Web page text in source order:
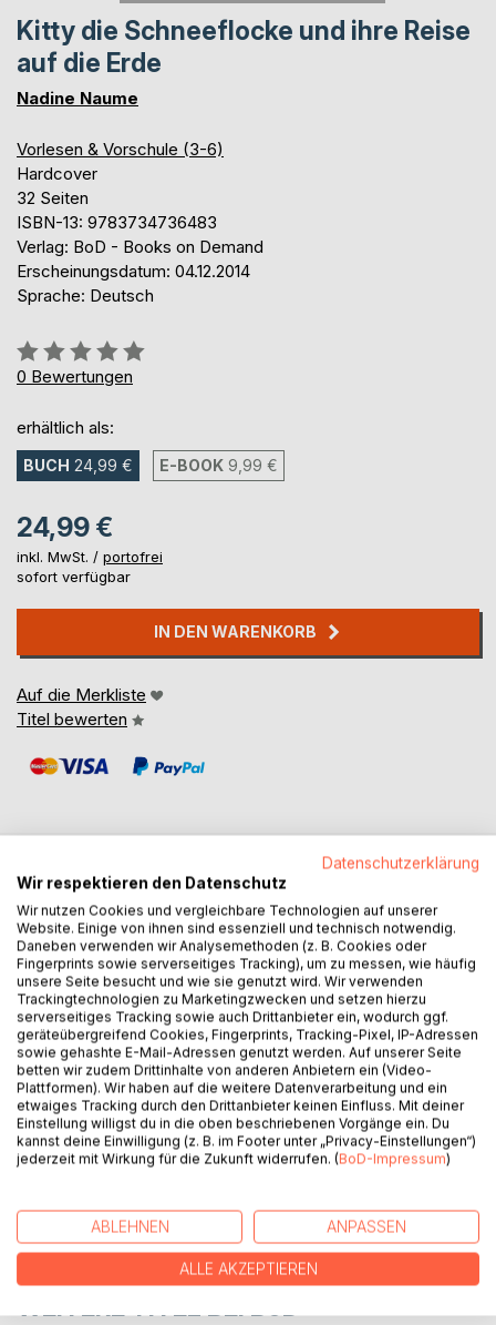
Kitty die Schneeflocke und ihre Reise
auf die Erde
Nadine Naume
Vorlesen & Vorschule (3-6)
Hardcover
32 Seiten
ISBN-13: 9783734736483
Verlag: BoD - Books on Demand
Erscheinungsdatum: 04.12.2014
Sprache: Deutsch
Bewertung::
0%
0 Bewertungen
erhältlich als:
BUCH 24,99 € E-BOOK 9,99 €
24,99 €
inkl. MwSt. / portofrei
sofort verfügbar
IN DEN WARENKORB
Auf die Merkliste
Titel bewerten
BESCHREIBUNG
Kitty die Schneeflocke und ihre Reise auf die Erde - Ein
illustriertes Kinderbuch
AUTOR/IN
PRESSESTIMMEN
REZENSIONEN
WEITERE TITEL BEI BoD
Datenschutzerklärung
Wir respektieren den Datenschutz
Wir nutzen Cookies und vergleichbare Technologien auf unserer
Website. Einige von ihnen sind essenziell und technisch notwendig.
Daneben verwenden wir Analysemethoden (z. B. Cookies oder
Fingerprints sowie serverseitiges Tracking), um zu messen, wie häufig
unsere Seite besucht und wie sie genutzt wird. Wir verwenden
Trackingtechnologien zu Marketingzwecken und setzen hierzu
serverseitiges Tracking sowie auch Drittanbieter ein, wodurch ggf.
geräteübergreifend Cookies, Fingerprints, Tracking-Pixel, IP-Adressen
sowie gehashte E-Mail-Adressen genutzt werden. Auf unserer Seite
betten wir zudem Drittinhalte von anderen Anbietern ein (Video-
Plattformen). Wir haben auf die weitere Datenverarbeitung und ein
etwaiges Tracking durch den Drittanbieter keinen Einfluss. Mit deiner
Einstellung willigst du in die oben beschriebenen Vorgänge ein. Du
kannst deine Einwilligung (z. B. im Footer unter „Privacy-Einstellungen“)
jederzeit mit Wirkung für die Zukunft widerrufen. (BoD-Impressum)
ABLEHNEN ANPASSEN
ALLE AKZEPTIEREN